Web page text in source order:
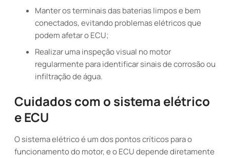
Manter os terminais das baterias limpos e bem
conectados, evitando problemas elétricos que
podem afetar o ECU;
Realizar uma inspeção visual no motor
regularmente para identificar sinais de corrosão ou
infiltração de água.
Cuidados com o sistema elétrico
e ECU
O sistema elétrico é um dos pontos críticos para o
funcionamento do motor, e o ECU depende diretamente